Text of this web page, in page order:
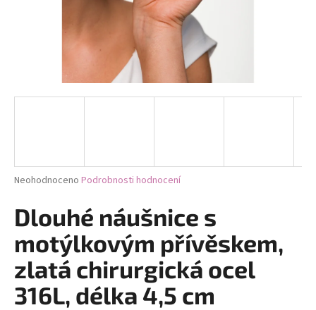
Průměrné
produktu
je
z
hvězdiček.
Neohodnoceno Podrobnosti hodnocení
Dlouhé náušnice s
motýlkovým přívěskem,
zlatá chirurgická ocel
316L, délka 4,5 cm
D
o
p
o
r
u
č